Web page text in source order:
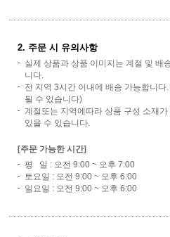
2. 주문 시 유의사항
실제 상품과 상품 이미지는 계절 및 배
니다.
전 지역 3시간 이내에 배송 가능합니
될 수 있습니다)
계절또는 지역에따라 상품 구성 소재
있을 수 있습니다.
[주문 가능한 시간]
평 일 : 오전 9:00 ~ 오후 7:00
토요일 : 오전 9:00 ~ 오후 6:00
일요일 : 오전 9:00 ~ 오후 6:00